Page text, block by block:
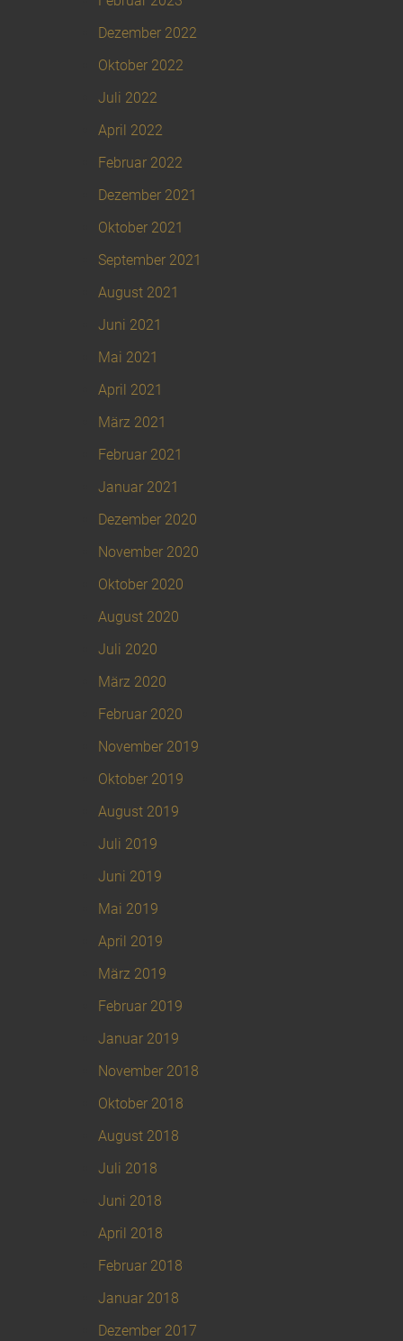
Dezember 2022
Oktober 2022
Juli 2022
April 2022
Februar 2022
Dezember 2021
Oktober 2021
September 2021
August 2021
Juni 2021
Mai 2021
April 2021
März 2021
Februar 2021
Januar 2021
Dezember 2020
November 2020
Oktober 2020
August 2020
Juli 2020
März 2020
Februar 2020
November 2019
Oktober 2019
August 2019
Juli 2019
Juni 2019
Mai 2019
April 2019
März 2019
Februar 2019
Januar 2019
November 2018
Oktober 2018
August 2018
Juli 2018
Juni 2018
April 2018
Februar 2018
Januar 2018
Dezember 2017